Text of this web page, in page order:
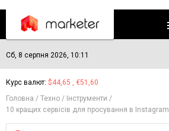
Сб, 8 серпня 2026, 10:11
Курс валют: $44,65 , €51,60
Головна
Техно
Інструменти
10 кращих сервісів для просування в Instagram